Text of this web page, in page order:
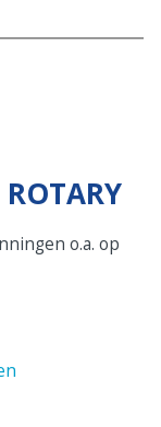
ROTARY
o.a. op